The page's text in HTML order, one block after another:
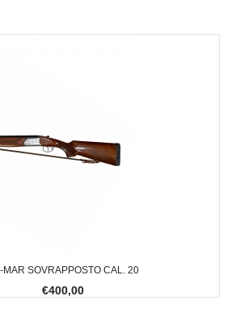
MAR SOVRAPPOSTO CAL. 20
€400,00